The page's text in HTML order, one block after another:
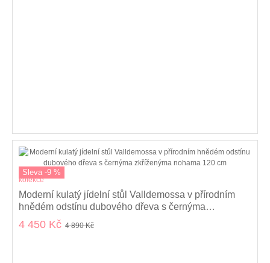
Sleva -9 %
kolekce
Moderní kulatý jídelní stůl Valldemossa v přírodním
hnědém odstínu dubového dřeva s černýma
zkříženýma nohama 120 cm
4 450 Kč 4 890 Kč